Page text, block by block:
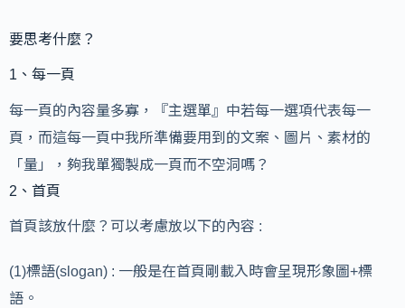
要思考什麼？
1、每一頁
每一頁的內容量多寡，『主選單』中若每一選項代表每一
頁，而這每一頁中我所準備要用到的文案、圖片、素材的
「量」，夠我單獨製成一頁而不空洞嗎？
2、首頁
首頁該放什麼？可以考慮放以下的內容 :
(1)標語(slogan) : 一般是在首頁剛載入時會呈現形象圖+標
語。